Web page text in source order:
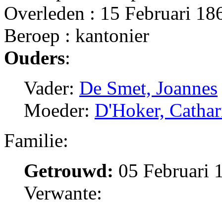
Overleden : 15 Februari
Beroep : kantonier
Ouders:
Vader: De Smet, Joannes
Moeder: D'Hoker,
Familie:
Getrouwd: 05 Februari
Verwante: